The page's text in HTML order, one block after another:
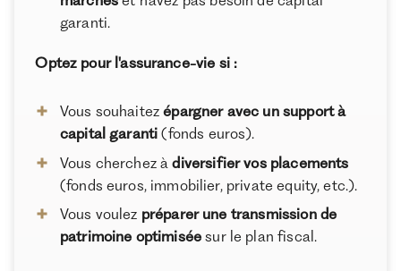
garanti.
Optez pour l'assurance-vie si :
Vous souhaitezépargner avec un support à
capital garanti (fonds euros).
Vous cherchez àdiversifier vos placements
(fonds euros, immobilier, private equity, etc.).
Vous voulez préparer une transmission de
patrimoine optimisée sur le plan fiscal.